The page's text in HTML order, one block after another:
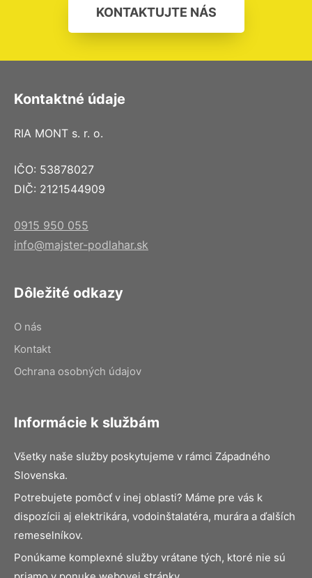
KONTAKTUJTE NÁS
Kontaktné údaje
RIA MONT s. r. o.
IČO: 53878027
DIČ: 2121544909
0915 950 055
info@majster-podlahar.sk
Dôležité odkazy
O nás
Kontakt
Ochrana osobných údajov
Informácie k službám
Všetky naše služby poskytujeme v rámci Západného
Slovenska.
Potrebujete pomôcť v inej oblasti? Máme pre vás k
dispozícii aj elektrikára, vodoinštalatéra, murára a ďalších
remeselníkov.
Ponúkame komplexné služby vrátane tých, ktoré nie sú